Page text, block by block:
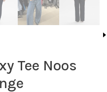
Tee Noos